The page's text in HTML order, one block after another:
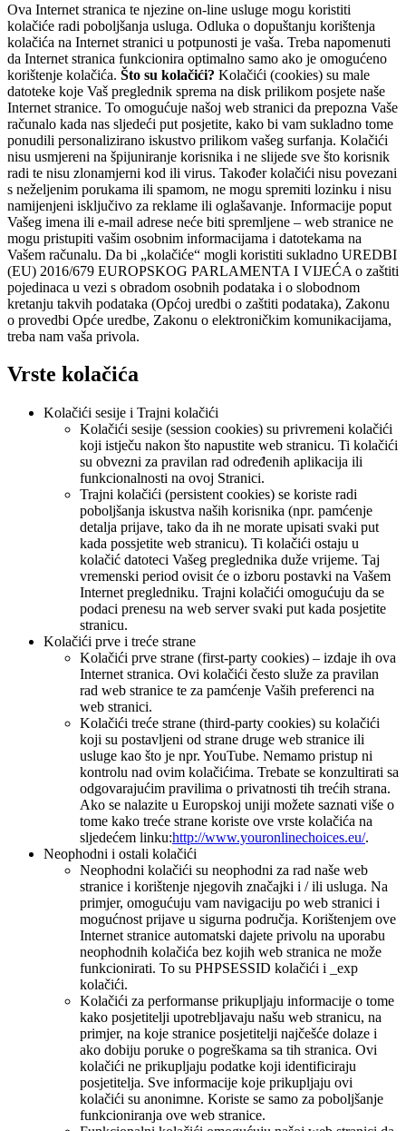
Ova Internet stranica te njezine on-line usluge mogu koristiti
kolačiće radi poboljšanja usluga. Odluka o dopuštanju korištenja
kolačića na Internet stranici u potpunosti je vaša. Treba napomenuti
da Internet stranica funkcionira optimalno samo ako je omogućeno
korištenje kolačića. Što su kolačići? Kolačići (cookies) su male
datoteke koje Vaš preglednik sprema na disk prilikom posjete naše
Internet stranice. To omogućuje našoj web stranici da prepozna Vaše
računalo kada nas sljedeći put posjetite, kako bi vam sukladno tome
ponudili personalizirano iskustvo prilikom vašeg surfanja. Kolačići
nisu usmjereni na špijuniranje korisnika i ne slijede sve što korisnik
radi te nisu zlonamjerni kod ili virus. Također kolačići nisu povezani
s neželjenim porukama ili spamom, ne mogu spremiti lozinku i nisu
namijenjeni isključivo za reklame ili oglašavanje. Informacije poput
Vašeg imena ili e-mail adrese neće biti spremljene – web stranice ne
mogu pristupiti vašim osobnim informacijama i datotekama na
Vašem računalu. Da bi „kolačiće“ mogli koristiti sukladno UREDBI
(EU) 2016/679 EUROPSKOG PARLAMENTA I VIJEĆA o zaštiti
pojedinaca u vezi s obradom osobnih podataka i o slobodnom
kretanju takvih podataka (Općoj uredbi o zaštiti podataka), Zakonu
o provedbi Opće uredbe, Zakonu o elektroničkim komunikacijama,
treba nam vaša privola.
Vrste kolačića
Kolačići sesije i Trajni kolačići
Kolačići sesije (session cookies) su privremeni kolačići
koji istječu nakon što napustite web stranicu. Ti kolačići
su obvezni za pravilan rad određenih aplikacija ili
funkcionalnosti na ovoj Stranici.
Trajni kolačići (persistent cookies) se koriste radi
poboljšanja iskustva naših korisnika (npr. pamćenje
detalja prijave, tako da ih ne morate upisati svaki put
kada possjetite web stranicu). Ti kolačići ostaju u
kolačić datoteci Vašeg preglednika duže vrijeme. Taj
vremenski period ovisit će o izboru postavki na Vašem
Internet pregledniku. Trajni kolačići omogućuju da se
podaci prenesu na web server svaki put kada posjetite
stranicu.
Kolačići prve i treće strane
Kolačići prve strane (first-party cookies) – izdaje ih ova
Internet stranica. Ovi kolačići često služe za pravilan
rad web stranice te za pamćenje Vaših preferenci na
web stranici.
Kolačići treće strane (third-party cookies) su kolačići
koji su postavljeni od strane druge web stranice ili
usluge kao što je npr. YouTube. Nemamo pristup ni
kontrolu nad ovim kolačićima. Trebate se konzultirati sa
odgovarajućim pravilima o privatnosti tih trećih strana.
Ako se nalazite u Europskoj uniji možete saznati više o
tome kako treće strane koriste ove vrste kolačića na
sljedećem linku:http://www.youronlinechoices.eu/.
Neophodni i ostali kolačići
Neophodni kolačići su neophodni za rad naše web
stranice i korištenje njegovih značajki i / ili usluga. Na
primjer, omogućuju vam navigaciju po web stranici i
mogućnost prijave u sigurna područja. Korištenjem ove
Internet stranice automatski dajete privolu na uporabu
neophodnih kolačića bez kojih web stranica ne može
funkcionirati. To su PHPSESSID kolačići i _exp
kolačići.
Kolačići za performanse prikupljaju informacije o tome
kako posjetitelji upotrebljavaju našu web stranicu, na
primjer, na koje stranice posjetitelji najčešće dolaze i
ako dobiju poruke o pogreškama sa tih stranica. Ovi
kolačići ne prikupljaju podatke koji identificiraju
posjetitelja. Sve informacije koje prikupljaju ovi
kolačići su anonimne. Koriste se samo za poboljšanje
funkcioniranja ove web stranice.